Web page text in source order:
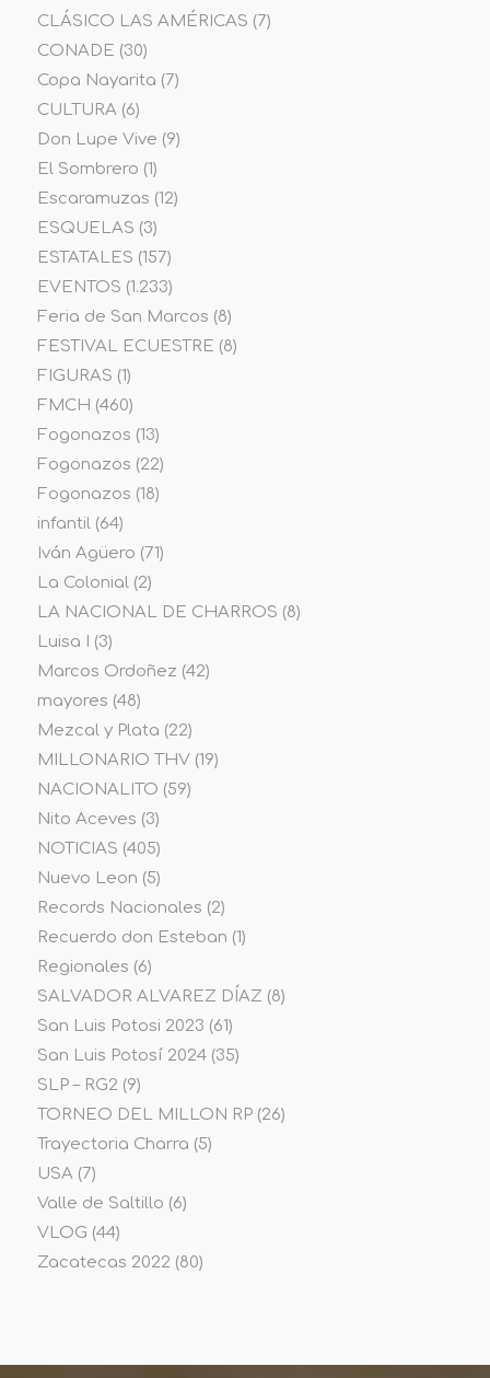
CLÁSICO LAS AMÉRICAS (7)
CONADE (30)
Copa Nayarita (7)
CULTURA(6)
Don Lupe Vive (9)
El Sombrero (1)
Escaramuzas (12)
ESQUELAS (3)
ESTATALES (157)
EVENTOS (1.233)
Feria de San Marcos (8)
FESTIVAL ECUESTRE (8)
FIGURAS (1)
FMCH (460)
Fogonazos (13)
Fogonazos (22)
Fogonazos (18)
infantil(64)
Iván Agüero (71)
La Colonial(2)
LA NACIONAL DE CHARROS (8)
Luisa I
(3)
Marcos Ordoñez (42)
mayores (48)
Mezcal y Plata (22)
MILLONARIO THV(19)
NACIONALITO (59)
Nito Aceves (3)
NOTICIAS (405)
Nuevo Leon (5)
Records Nacionales (2)
Recuerdo don Esteban (1)
Regionales (6)
SALVADOR ALVAREZ DÍAZ (8)
San Luis Potosi 2023 (61)
San Luis Potosí 2024(35)
SLP – RG2 (9)
TORNEO DEL MILLON RP(26)
Trayectoria Charra (5)
USA(7)
Valle de Saltillo (6)
VLOG (44)
Zacatecas 2022 (80)